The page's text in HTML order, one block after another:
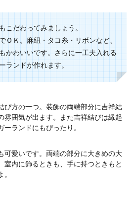
こだわってみましょう。
ＯＫ。麻紐・タコ糸・リボンなど、
かわいいです。さらに一工夫入れる
ランドが作れます。
び方の一つ。装飾の両端部分に吉祥結
雰囲気が出ます。また吉祥結びは縁起
ランドにもぴったり。
可愛いです。両端の部分に大きめの大
室内に飾るときも、手に持つときもと
。